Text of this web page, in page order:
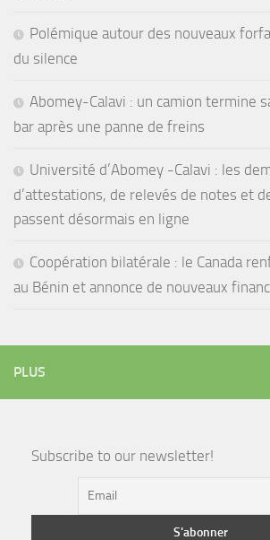
Polémique autour des nouveaux
du silence
Abomey-Calavi : un camion termine
bar après une panne de freins
Université d’Abomey -Calavi : les
d’attestations, de relevés de notes et
passent désormais en ligne
Coopération bilatérale : le Canada
au Bénin et annonce de nouveaux
PLUS
Subscribe to our newsletter!